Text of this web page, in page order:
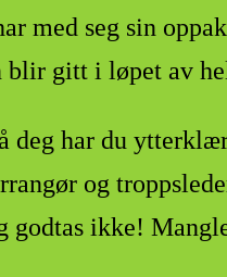
med seg sin
blir gitt i løpet av
deg har du
og
godtas ikke!